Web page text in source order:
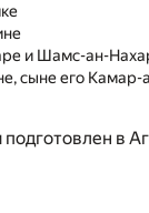
и Шамс-ан-
сыне его
в